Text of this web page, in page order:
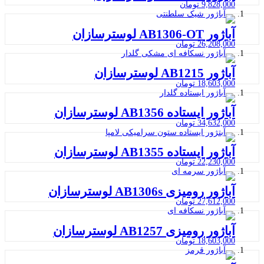
9,828,000 تومان
آباژور AB1306-OT لوسترسازان
26,208,000 تومان
آباژور AB1215 لوسترسازان
18,603,000 تومان
آباژور ایستاده AB1356 لوسترسازان
34,632,000 تومان
آباژور ایستاده AB1355 لوسترسازان
22,230,000 تومان
آباژور رومیزی AB1306s لوسترسازان
27,612,000 تومان
آباژور رومیزی AB1257 لوسترسازان
18,603,000 تومان